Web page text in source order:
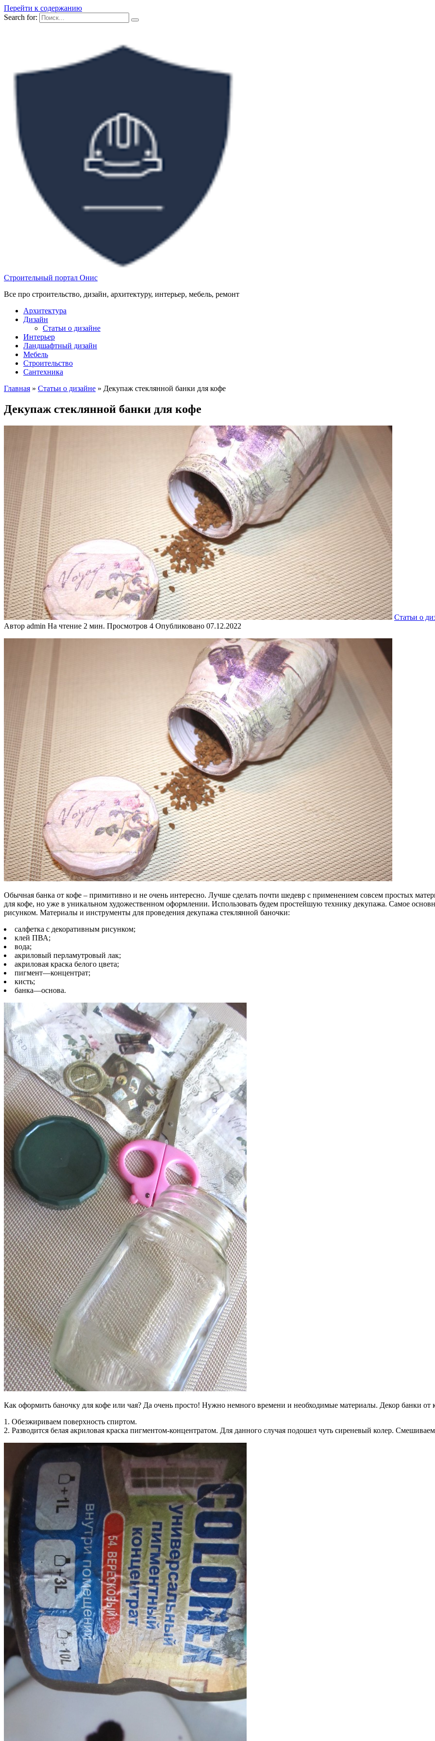
Перейти к содержанию
Search for:
Строительный портал Онис
Все про строительство, дизайн, архитектуру, интерьер, мебель, ремонт
Архитектура
Дизайн
Статьи о дизайне
Интерьер
Ландшафтный дизайн
Мебель
Строительство
Сантехника
Главная » Статьи о дизайне » Декупаж стеклянной банки для кофе
Декупаж стеклянной банки для кофе
Статьи о
Автор admin На чтение 2 мин. Просмотров 4 Опубликовано 07.12.2022
Обычная банка от кофе – примитивно и не очень интересно. Лучше сделать почти шедевр с применением совсем простых
для кофе, но уже в уникальном художественном оформлении. Использовать будем простейшую технику декупажа. Самое
рисунком. Материалы и инструменты для проведения декупажа стеклянной баночки:
салфетка с декоративным рисунком;
клей ПВА;
вода;
акриловый перламутровый лак;
акриловая краска белого цвета;
пигмент—концентрат;
кисть;
банка—основа.
Как оформить баночку для кофе или чая? Да очень просто! Нужно немного времени и необходимые материалы. Декор банки от
1. Обезжириваем поверхность спиртом.
2. Разводится белая акриловая краска пигментом-концентратом. Для данного случая подошел чуть сиреневый колер. Смешиваем